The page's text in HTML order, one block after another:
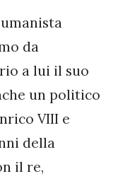
da
a lui il suo
un politico
VIII e
della
il re,